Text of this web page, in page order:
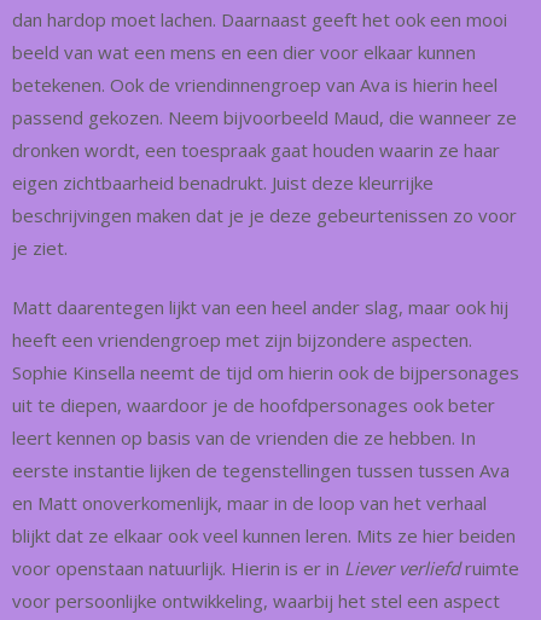
dan hardop moet lachen. Daarnaast geeft het ook een mooi
beeld van wat een mens en een dier voor elkaar kunnen
betekenen. Ook de vriendinnengroep van Ava is hierin heel
passend gekozen. Neem bijvoorbeeld Maud, die wanneer ze
dronken wordt, een toespraak gaat houden waarin ze haar
eigen zichtbaarheid benadrukt. Juist deze kleurrijke
beschrijvingen maken dat je je deze gebeurtenissen zo voor
je ziet.
Matt daarentegen lijkt van een heel ander slag, maar ook hij
heeft een vriendengroep met zijn bijzondere aspecten.
Sophie Kinsella neemt de tijd om hierin ook de bijpersonages
uit te diepen, waardoor je de hoofdpersonages ook beter
leert kennen op basis van de vrienden die ze hebben. In
eerste instantie lijken de tegenstellingen tussen tussen Ava
en Matt onoverkomenlijk, maar in de loop van het verhaal
blijkt dat ze elkaar ook veel kunnen leren. Mits ze hier beiden
voor openstaan natuurlijk. Hierin is er in Liever verliefdruimte
voor persoonlijke ontwikkeling, waarbij het stel een aspect